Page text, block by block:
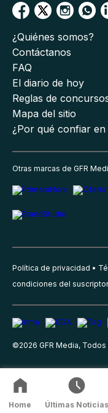
¿Quiénes somos?
Contáctanos
FAQ
El diario de hoy
Reglas de
Mapa del sitio
¿Por qué confiar
Otras marcas de GFR
Política de privacidad
condiciones del suscriptor
©2026 GFR Media,
Home Últimas Noticias